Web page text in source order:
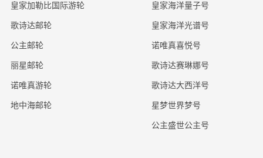
皇家加勒比国际游轮
歌诗达邮轮
公主邮轮
丽星邮轮
诺唯真游轮
地中海邮轮
皇家海洋量子号
皇家海洋光谱号
诺唯真喜悦号
歌诗达赛琳娜号
歌诗达大西洋号
星梦世界梦号
公主盛世公主号